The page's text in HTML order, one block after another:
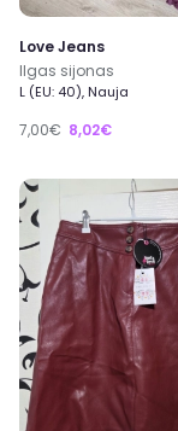
Love Jeans
Ilgas sijonas
L (EU: 40), Nauja
7,00€ 8,02€